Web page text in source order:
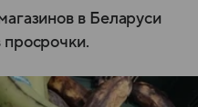
в Беларуси